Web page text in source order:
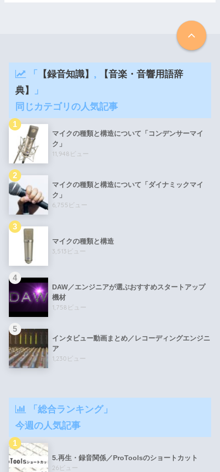
「 【録音知識】 ,
【音楽・音響用語辞
典】
」
同じカテゴリの人気記事
マイクの種類と構造について「コンデンサーマイ
ク」
11,948ビュー
マイクの種類と構造について「ダイナミックマイ
ク」
6,755ビュー
マイクの種類と構造
3,513ビュー
DAW／エンジニアが選ぶおすすめスタートアップ
機材
1,758ビュー
インタビュー動画まとめ／レコーディングエンジニ
ア
1,230ビュー
「総合ランキング」
今週の人気記事
5.再生・録音関係／ProToolsのショートカット
26ビュー